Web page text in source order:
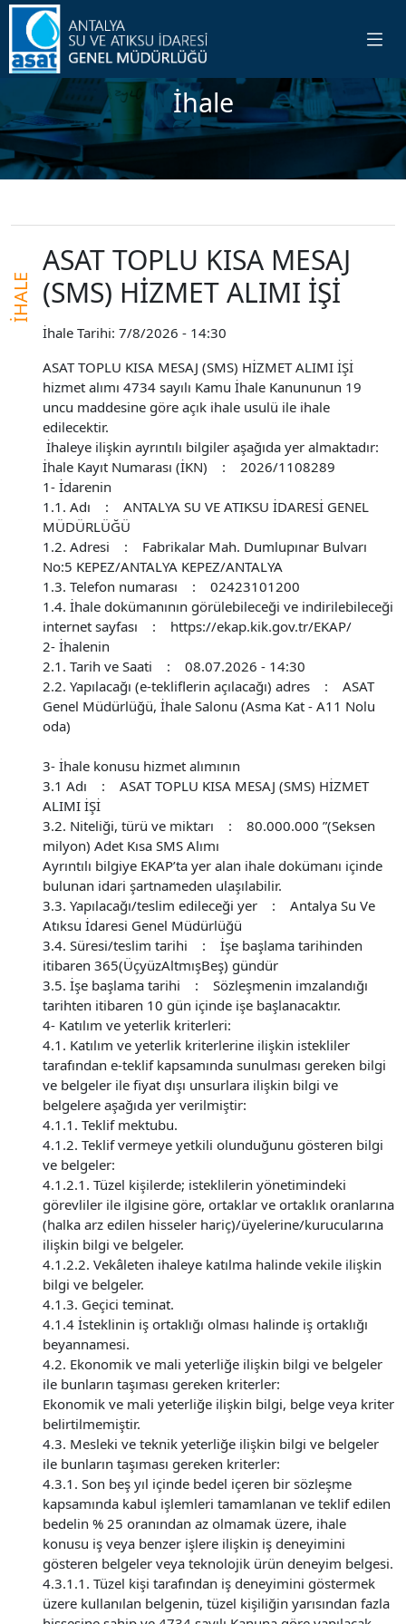
İhale
İHALE
ASAT TOPLU KISA MESAJ
(SMS) HİZMET ALIMI İŞİ
İhale Tarihi: 7/8/2026 - 14:30
ASAT TOPLU KISA MESAJ (SMS) HİZMET ALIMI İŞİ
hizmet alımı 4734 sayılı Kamu İhale Kanununun 19
uncu maddesine göre açık ihale usulü ile ihale
edilecektir.
İhaleye ilişkin ayrıntılı bilgiler aşağıda yer almaktadır:
İhale Kayıt Numarası (İKN) : 2026/1108289
1- İdarenin
1.1. Adı : ANTALYA SU VE ATIKSU İDARESİ GENEL
MÜDÜRLÜĞÜ
1.2. Adresi : Fabrikalar Mah. Dumlupınar Bulvarı
No:5 KEPEZ/ANTALYA KEPEZ/ANTALYA
1.3. Telefon numarası : 02423101200
1.4. İhale dokümanının görülebileceği ve indirilebileceği
internet sayfası : https://ekap.kik.gov.tr/EKAP/
2- İhalenin
2.1. Tarih ve Saati : 08.07.2026 - 14:30
2.2. Yapılacağı (e-tekliflerin açılacağı) adres : ASAT
Genel Müdürlüğü, İhale Salonu (Asma Kat - A11 Nolu
oda)
3- İhale konusu hizmet alımının
3.1 Adı : ASAT TOPLU KISA MESAJ (SMS) HİZMET
ALIMI İŞİ
3.2. Niteliği, türü ve miktarı : 80.000.000 ”(Seksen
milyon) Adet Kısa SMS Alımı
Ayrıntılı bilgiye EKAP’ta yer alan ihale dokümanı içinde
bulunan idari şartnameden ulaşılabilir.
3.3. Yapılacağı/teslim edileceği yer : Antalya Su Ve
Atıksu İdaresi Genel Müdürlüğü
3.4. Süresi/teslim tarihi : İşe başlama tarihinden
itibaren 365(ÜçyüzAltmışBeş) gündür
3.5. İşe başlama tarihi : Sözleşmenin imzalandığı
tarihten itibaren 10 gün içinde işe başlanacaktır.
4- Katılım ve yeterlik kriterleri:
4.1. Katılım ve yeterlik kriterlerine ilişkin istekliler
tarafından e-teklif kapsamında sunulması gereken bilgi
ve belgeler ile fiyat dışı unsurlara ilişkin bilgi ve
belgelere aşağıda yer verilmiştir:
4.1.1. Teklif mektubu.
4.1.2. Teklif vermeye yetkili olunduğunu gösteren bilgi
ve belgeler:
4.1.2.1. Tüzel kişilerde; isteklilerin yönetimindeki
görevliler ile ilgisine göre, ortaklar ve ortaklık oranlarına
(halka arz edilen hisseler hariç)/üyelerine/kurucularına
ilişkin bilgi ve belgeler.
4.1.2.2. Vekâleten ihaleye katılma halinde vekile ilişkin
bilgi ve belgeler.
4.1.3. Geçici teminat.
4.1.4 İsteklinin iş ortaklığı olması halinde iş ortaklığı
beyannamesi.
4.2. Ekonomik ve mali yeterliğe ilişkin bilgi ve belgeler
ile bunların taşıması gereken kriterler:
Ekonomik ve mali yeterliğe ilişkin bilgi, belge veya kriter
belirtilmemiştir.
4.3. Mesleki ve teknik yeterliğe ilişkin bilgi ve belgeler
ile bunların taşıması gereken kriterler:
4.3.1. Son beş yıl içinde bedel içeren bir sözleşme
kapsamında kabul işlemleri tamamlanan ve teklif edilen
bedelin % 25 oranından az olmamak üzere, ihale
konusu iş veya benzer işlere ilişkin iş deneyimini
gösteren belgeler veya teknolojik ürün deneyim belgesi.
4.3.1.1. Tüzel kişi tarafından iş deneyimini göstermek
üzere kullanılan belgenin, tüzel kişiliğin yarısından fazla